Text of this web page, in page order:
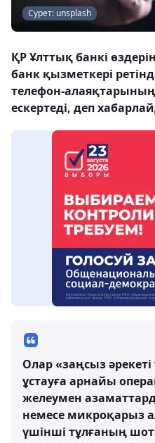
Сурет: unsplash
ҚР Ұлттық банкі
банк қызметкері
телефон-
ескертеді, деп
Олар «заңсыз
ұстауға арнайы
желеумен
немесе микроқарыз
үшінші тұлғаның